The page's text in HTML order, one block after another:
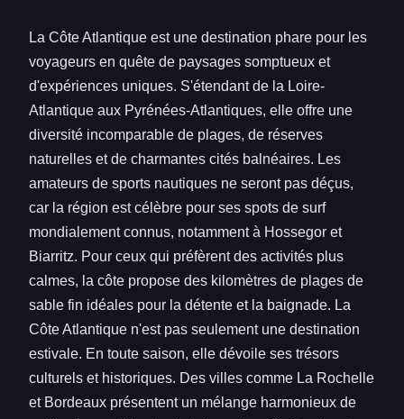
La Côte Atlantique est une destination phare pour les
voyageurs en quête de paysages somptueux et
d'expériences uniques. S'étendant de la Loire-
Atlantique aux Pyrénées-Atlantiques, elle offre une
diversité incomparable de plages, de réserves
naturelles et de charmantes cités balnéaires. Les
amateurs de sports nautiques ne seront pas déçus,
car la région est célèbre pour ses spots de surf
mondialement connus, notamment à Hossegor et
Biarritz. Pour ceux qui préfèrent des activités plus
calmes, la côte propose des kilomètres de plages de
sable fin idéales pour la détente et la baignade. La
Côte Atlantique n'est pas seulement une destination
estivale. En toute saison, elle dévoile ses trésors
culturels et historiques. Des villes comme La Rochelle
et Bordeaux présentent un mélange harmonieux de